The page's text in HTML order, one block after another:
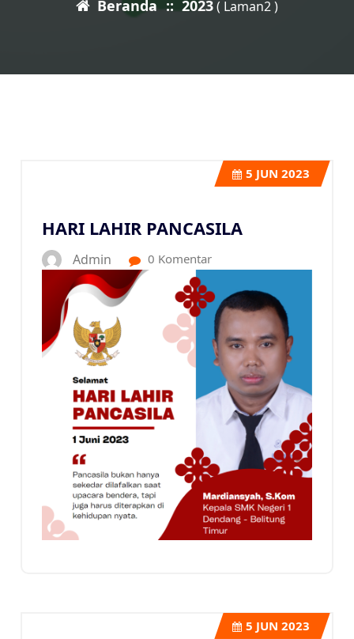
Beranda :: 2023( Laman2 )
HARI LAHIR PANCASILA
5 JUN 2023
Admin 0 Komentar
5 JUN 2023